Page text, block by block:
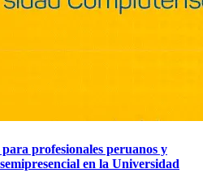
profesionales peruanos y
en la Universidad